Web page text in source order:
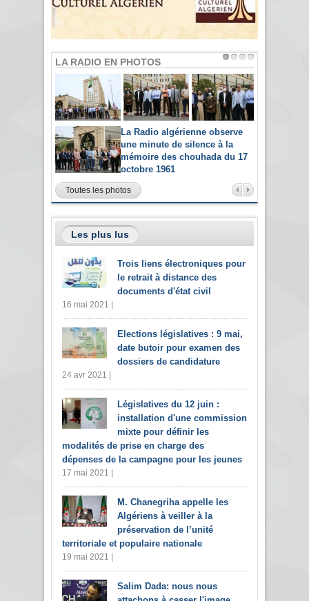
LA RADIO EN PHOTOS
La Radio algérienne observe
une minute de silence à la
mémoire des chouhada du 17
octobre 1961
Toutes les photos
Les plus lus
Trois liens électroniques pour
le retrait à distance des
documents d'état civil
16 mai 2021 |
Elections législatives : 9 mai,
date butoir pour examen des
dossiers de candidature
24 avr 2021 |
Législatives du 12 juin :
installation d'une commission
mixte pour définir les
modalités de prise en charge des
dépenses de la campagne pour les jeunes
17 mai 2021 |
M. Chanegriha appelle les
Algériens à veiller à la
préservation de l’unité
territoriale et populaire nationale
19 mai 2021 |
Salim Dada: nous nous